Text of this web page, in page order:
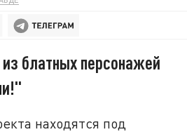
блатных персонажей
находятся под